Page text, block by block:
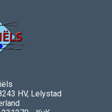
HV, Lelystad